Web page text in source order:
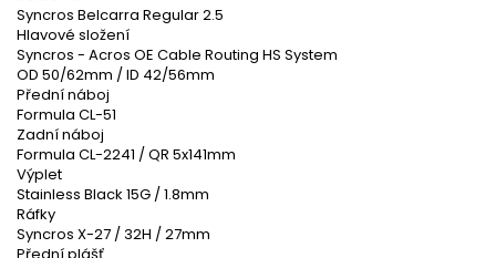
Syncros Belcarra Regular 2.5
Hlavové složení
Syncros - Acros OE Cable Routing HS System
OD 50/62mm / ID 42/56mm
Přední náboj
Formula CL-51
Zadní náboj
Formula CL-2241 / QR 5x141mm
Výplet
Stainless Black 15G / 1.8mm
Ráfky
Syncros X-27 / 32H / 27mm